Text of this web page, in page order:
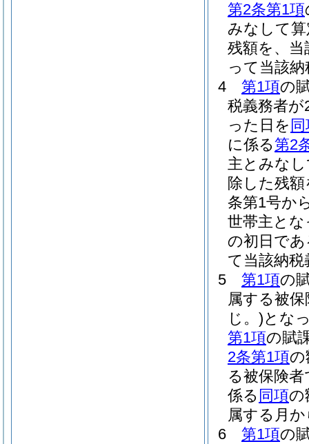
第2条第1項
みなして
残額を、
って当該
4
第1項の
税義務者
った日を
に係る第2
主とみな
除した残
条第1号か
世帯主と
の初日で
て当該納
5
第1項の
属する被保
じ。)とな
第1項の賦
2条第1項の
る被保険
係る 同項の
属する月
6
第1項の